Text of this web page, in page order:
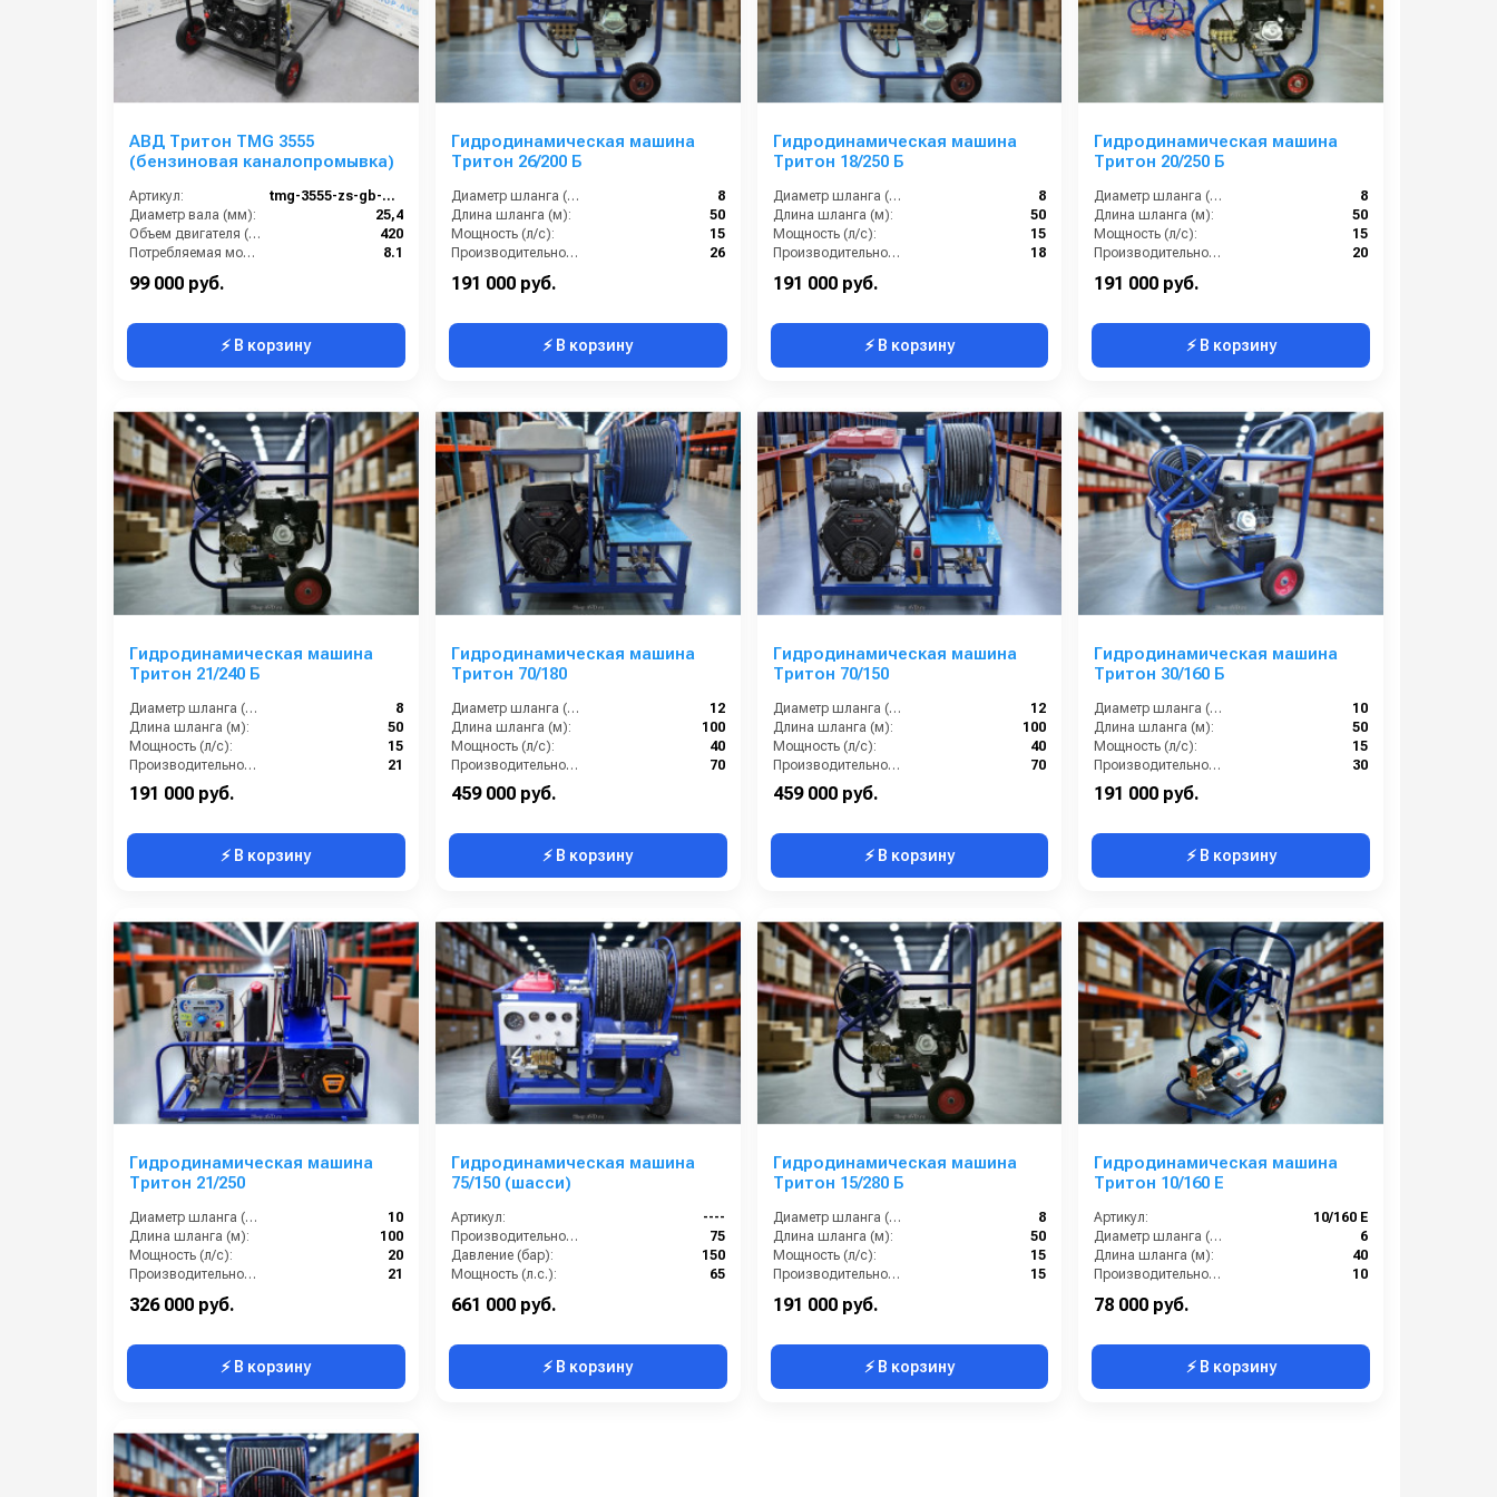
Универсальная
комбинированная
Сочетает прямоточные и радиальные струидля комплексного удаления засоров.
АВД Тритон TMG 3555
(бензиновая каналопромывка)
Артикул:
tmg-3555-zs-gb-420-e
Диаметр вала (мм):
25,4
Объем двигателя (см3):
420
Потребляемая мощность (кВт):
8.1
99 000 руб.
⚡ В корзину
Гидродинамическая машина
Тритон 26/200 Б
Диаметр шланга (⌀) мм::
8
Длина шланга (м):
50
Мощность (л/с):
15
Производительность (л/мин):
26
191 000 руб.
⚡ В корзину
Гидродинамическая машина
Тритон 18/250 Б
Диаметр шланга (⌀) мм::
8
Длина шланга (м):
50
Мощность (л/с):
15
Производительность (л/мин):
18
191 000 руб.
⚡ В корзину
Гидродинамическая машина
Тритон 20/250 Б
Диаметр шланга (⌀) мм::
8
Длина шланга (м):
50
Мощность (л/с):
15
Производительность (л/мин):
20
191 000 руб.
⚡ В корзину
Гидродинамическая машина
Тритон 21/240 Б
Диаметр шланга (⌀) мм::
8
Длина шланга (м):
50
Мощность (л/с):
15
Производительность (л/мин):
21
191 000 руб.
⚡ В корзину
Гидродинамическая машина
Тритон 70/180
Диаметр шланга (⌀) мм::
12
Длина шланга (м):
100
Мощность (л/с):
40
Производительность (л/мин):
70
459 000 руб.
⚡ В корзину
Гидродинамическая машина
Тритон 70/150
Диаметр шланга (⌀) мм::
12
Длина шланга (м):
100
Мощность (л/с):
40
Производительность (л/мин):
70
459 000 руб.
⚡ В корзину
Гидродинамическая машина
Тритон 30/160 Б
Диаметр шланга (⌀) мм::
10
Длина шланга (м):
50
Мощность (л/с):
15
Производительность (л/мин):
30
191 000 руб.
⚡ В корзину
Гидродинамическая машина
Тритон 21/250
Диаметр шланга (⌀) мм::
10
Длина шланга (м):
100
Мощность (л/с):
20
Производительность (л/мин):
21
326 000 руб.
⚡ В корзину
Гидродинамическая машина
75/150 (шасси)
Артикул:
----
Производительность (л/мин):
75
Давление (бар):
150
Мощность (л.с.):
65
Мощность (кВт):
661 000 руб.
⚡ В корзину
Гидродинамическая машина
Тритон 15/280 Б
Диаметр шланга (⌀) мм::
8
Длина шланга (м):
50
Мощность (л/с):
15
Производительность (л/мин):
15
191 000 руб.
⚡ В корзину
Гидродинамическая машина
Тритон 10/160 Е
Артикул:
10/160 Е
Диаметр шланга (⌀) мм::
6
Длина шланга (м):
40
Производительность (л/мин):
10
78 000 руб.
⚡ В корзину